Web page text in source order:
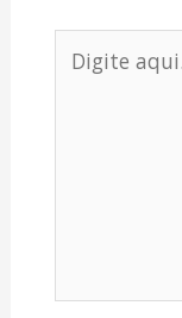
aqui...